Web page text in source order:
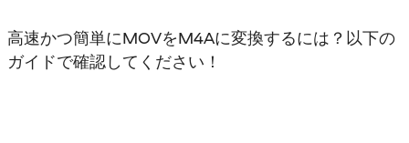
高速かつ簡単にMOVをM4Aに変換するには？以下の
ガイドで確認してください！